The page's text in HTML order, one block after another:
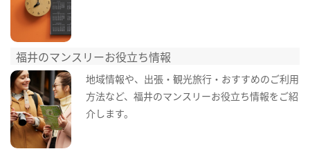
福井のマンスリーお役立ち情報
地域情報や、出張・観光旅行・おすすめのご利用
方法など、福井のマンスリーお役立ち情報をご紹
介します。